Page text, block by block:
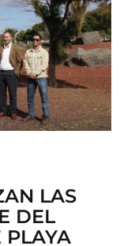
LAS
DEL
PLAYA